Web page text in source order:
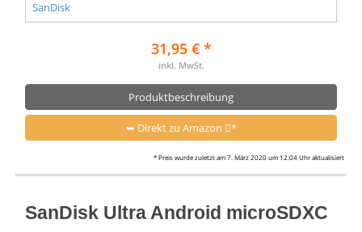
SanDisk
31,95 € *
inkl. MwSt.
Produktbeschreibung
➥ Direkt zu Amazon *
* Preis wurde zuletzt am 7. März 2020 um 12:04 Uhr aktualisiert
SanDisk Ultra Android microSDXC